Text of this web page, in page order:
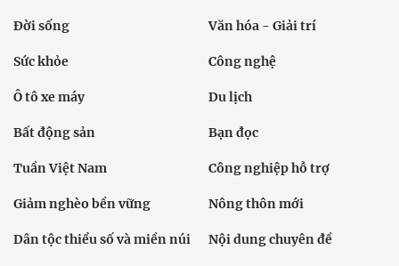
Đời sống Văn hóa - Giải trí
Sức khỏe Công nghệ
Ô tô xe máy Du lịch
Bất động sản Bạn đọc
Tuần Việt Nam Công nghiệp hỗ trợ
Giảm nghèo bền vững Nông thôn mới
Dân tộc thiểu số và miền núi Nội dung chuyên đề